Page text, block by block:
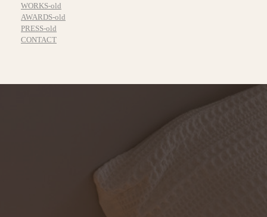
WORKS-old
AWARDS-old
PRESS-old
CONTACT